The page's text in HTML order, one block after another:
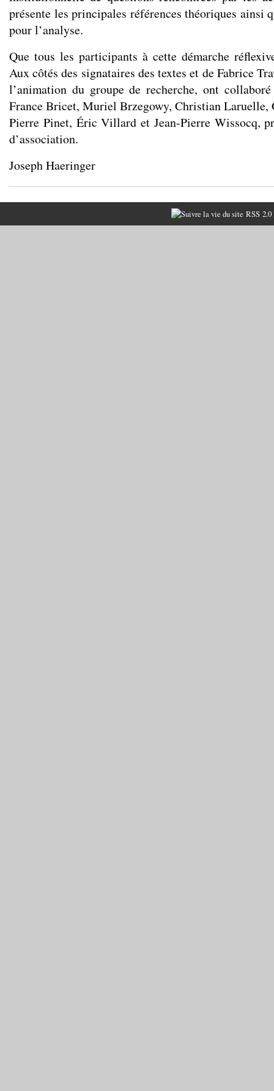
présente les principales références théoriques ainsi
pour l’analyse.
Que tous les participants à cette démarche
Aux côtés des signataires des textes et de Fabrice
l’animation du groupe de recherche, ont
France Bricet, Muriel Brzegowy, Christian Laruelle,
Pierre Pinet, Éric Villard et Jean-Pierre Wissocq,
d’association.
Joseph Haeringer
RSS 2.0